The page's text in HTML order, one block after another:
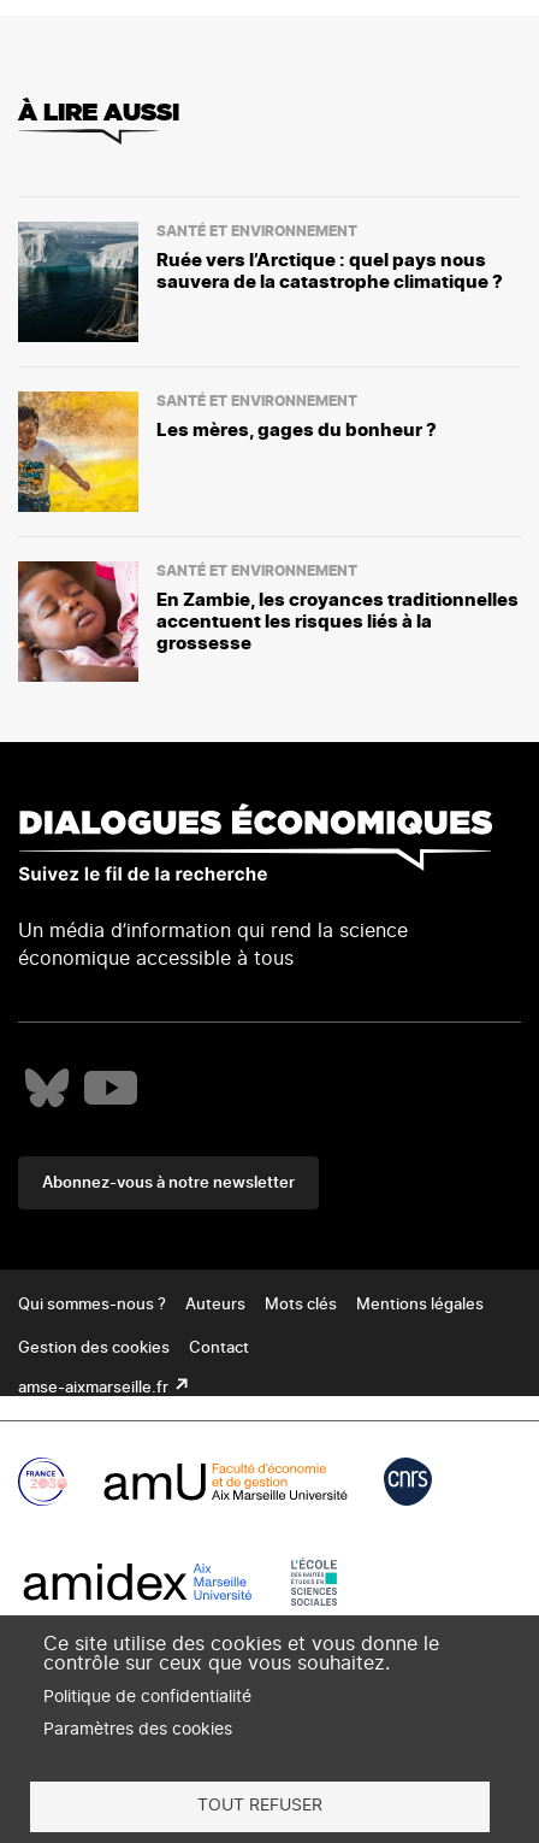
À LIRE AUSSI
SANTÉ ET ENVIRONNEMENT
Ruée vers l’Arctique : quel pays nous
sauvera de la catastrophe climatique ?
SANTÉ ET ENVIRONNEMENT
Les mères, gages du bonheur ?
SANTÉ ET ENVIRONNEMENT
En Zambie, les croyances traditionnelles
accentuent les risques liés à la
grossesse
Un média d’information qui rend la science
économique accessible à tous
Abonnez-vous à notre newsletter
Qui sommes-nous ? Auteurs Mots clés Mentions légales
Gestion des cookies Contact
amse-aixmarseille.fr
Ce site utilise des cookies et vous donne le
contrôle sur ceux que vous souhaitez.
Politique de confidentialité
Paramètres des cookies
TOUT REFUSER